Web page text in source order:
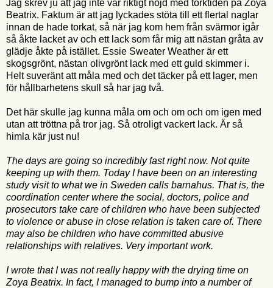
Jag skrev ju att jag inte var riktigt nöjd med torktiden på Zoya
Beatrix. Faktum är att jag lyckades stöta till ett flertal naglar
innan de hade torkat, så när jag kom hem från svärmor igår
så åkte lacket av och ett lack som får mig att nästan gråta av
glädje åkte på istället. Essie Sweater Weather är ett
skogsgrönt, nästan olivgrönt lack med ett guld skimmer i.
Helt suveränt att måla med och det täcker på ett lager, men
för hållbarhetens skull så har jag två.
Det här skulle jag kunna måla om och om och om igen med
utan att tröttna på tror jag. Så otroligt vackert lack. Är så
himla kär just nu!
The days are going so incredibly fast right now. Not quite
keeping up with them. Today I have been on an interesting
study visit to what we in Sweden calls barnahus. That is, the
coordination center where the social, doctors, police and
prosecutors take care of children who have been subjected
to violence or abuse in close relation is taken care of. There
may also be children who have committed abusive
relationships with relatives. Very important work.
I wrote that I was not really happy with the drying time on
Zoya Beatrix. In fact, I managed to bump into a number of